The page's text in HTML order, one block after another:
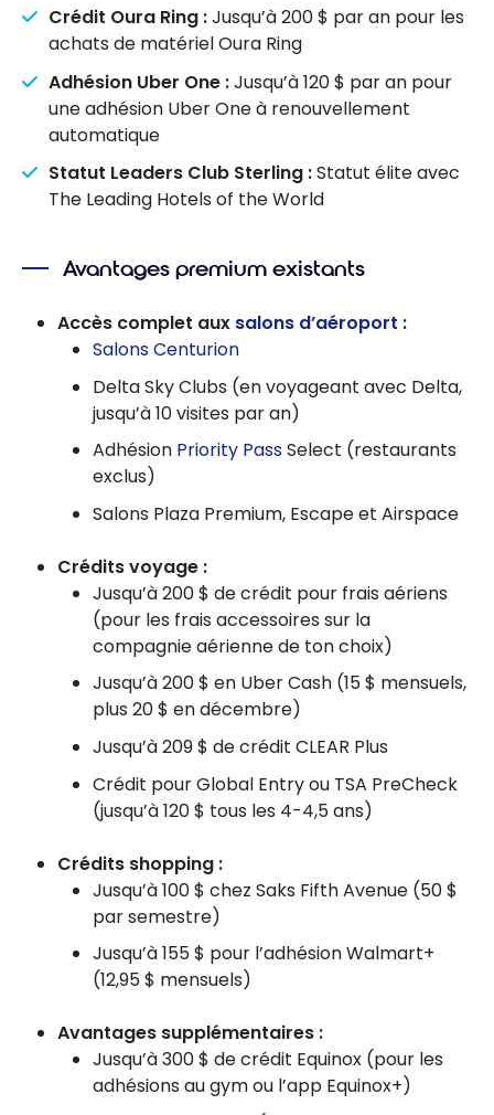
Crédit Oura Ring :Jusqu’à 200 $ par an pour les
achats de matériel Oura Ring
Adhésion Uber One :Jusqu’à 120 $ par an pour
une adhésion Uber One à renouvellement
automatique
Statut Leaders Club Sterling :Statut élite avec
The Leading Hotels of the World
Avantages premium existants
Accès complet aux salons d’aéroport :
Salons Centurion
Delta Sky Clubs (en voyageant avec Delta,
jusqu’à 10 visites par an)
Adhésion Priority PassSelect (restaurants
exclus)
Salons Plaza Premium, Escape et Airspace
Crédits voyage :
Jusqu’à 200 $ de crédit pour frais aériens
(pour les frais accessoires sur la
compagnie aérienne de ton choix)
Jusqu’à 200 $ en Uber Cash (15 $ mensuels,
plus 20 $ en décembre)
Jusqu’à 209 $ de crédit CLEAR Plus
Crédit pour Global Entry ou TSA PreCheck
(jusqu’à 120 $ tous les 4-4,5 ans)
Crédits shopping :
Jusqu’à 100 $ chez Saks Fifth Avenue (50 $
par semestre)
Jusqu’à 155 $ pour l’adhésion Walmart+
(12,95 $ mensuels)
Avantages supplémentaires :
Jusqu’à 300 $ de crédit Equinox (pour les
adhésions au gym ou l’app Equinox+)